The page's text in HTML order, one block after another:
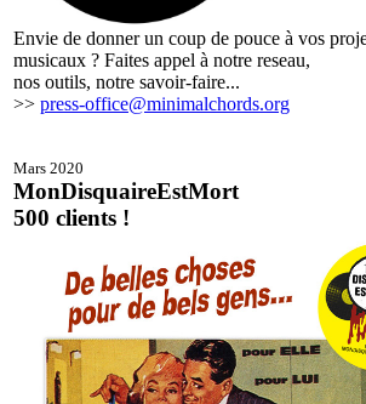
Envie de donner un coup de pouce à vos
musicaux ? Faites appel à notre reseau,
nos outils, notre savoir-faire...
>> press-office@minimalchords.org
Mars 2020
MonDisquaireEstMort
500 clients !